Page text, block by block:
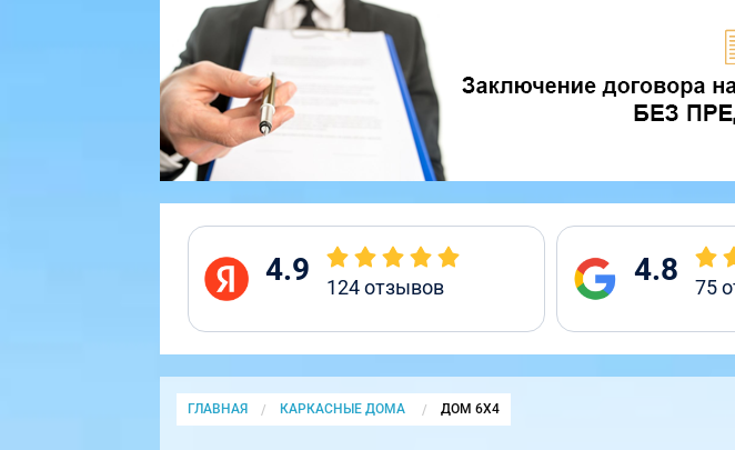
4.9 124отзывов 4.8 75
ГЛАВНАЯ КАРКАСНЫЕ ДОМА CURRENT:
ДОМ 6Х4